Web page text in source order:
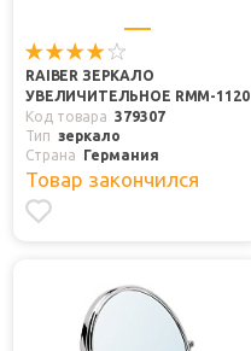
RAIBER ЗЕРКАЛО
УВЕЛИЧИТЕЛЬНОЕ RMM-1120
Код товара 379307
Тип зеркало
Страна
Германия
Товар закончился